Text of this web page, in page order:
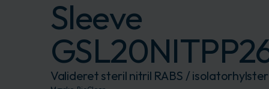
Sleeve
Valideret steril nitril RABS /